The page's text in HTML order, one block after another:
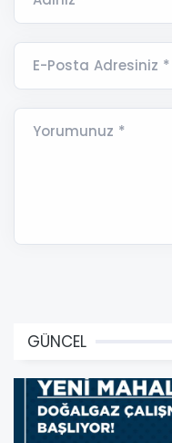
E-Posta Adresiniz *
Yorumunuz *
GÜNCEL